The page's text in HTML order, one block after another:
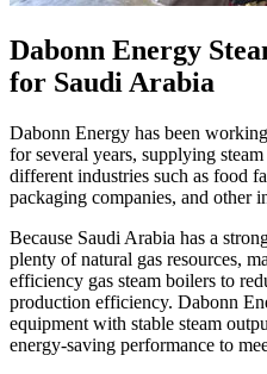
Dabonn Energy
for Saudi Arabia
Dabonn Energy has been
for several years, supplying
different industries such as food
packaging companies, and other
Because Saudi Arabia has a
plenty of natural gas resources,
efficiency gas steam boilers to
production efficiency. Dabonn
equipment with stable steam
energy-saving performance to